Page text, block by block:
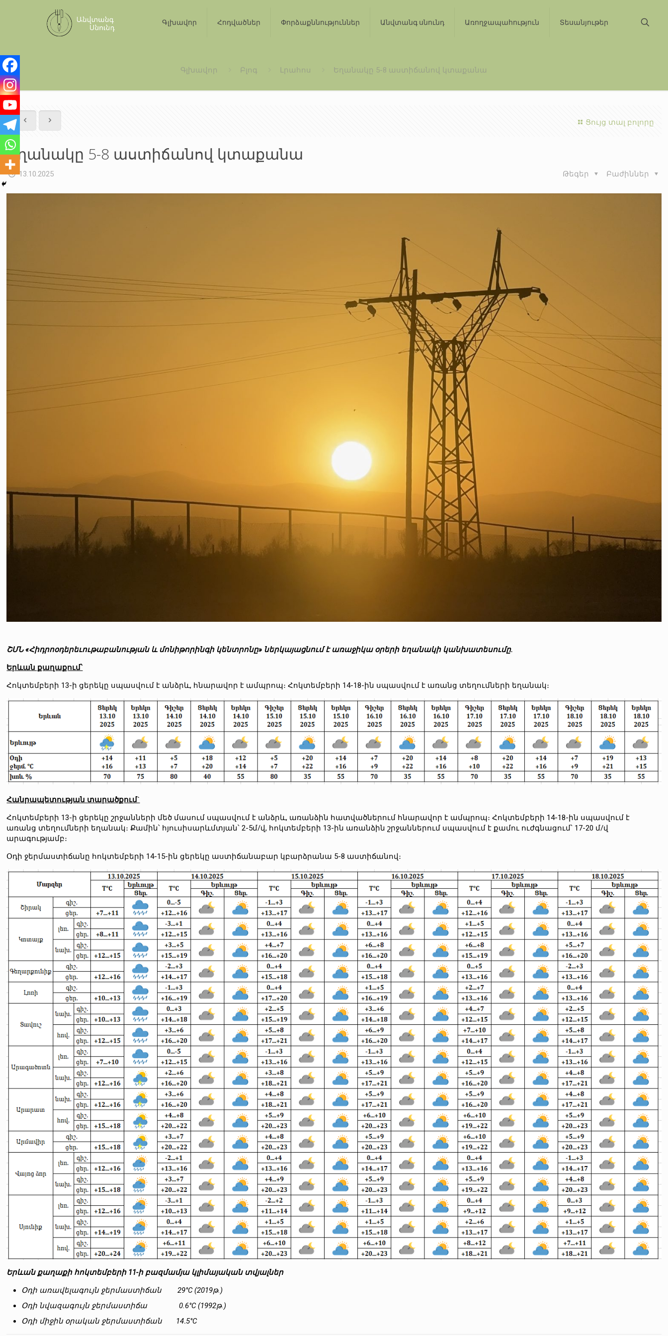
Գլխավոր Հոդվածներ Փորձաքննություններ Անվտանգ սնունդ Առողջապահություն Տեսանյութեր
Գլխավոր Բլոգ Լրահոս Եղանակը 5-8 աստիճանով կտաքանա
Ցույց տալ բոլորը
Եղանակը 5-8 աստիճանով կտաքանա
13.10.2025 Բաժիններ
Թեգեր
ՇՄՆ «Հիդրոօդերեւութաբանության և մոնիթորինգի կենտրոնը» ներկայացնում է առաջիկա օրերի եղանակի կանխատեսումը.
Երևան քաղաքում՝
Հոկտեմբերի 13-ի ցերեկը սպասվում է անձրև, հնարավոր է ամպրոպ։ Հոկտեմբերի 14-18-ին սպասվում է առանց տեղումների եղանակ։
Հանրապետության տարածքում`
Հոկտեմբերի 13-ի ցերեկը շրջանների մեծ մասում սպասվում է անձրև, առանձին հատվածներում հնարավոր է ամպրոպ։ Հոկտեմբերի 14-18-ին սպասվում է
առանց տեղումների եղանակ։ Քամին՝ հյուսիսարևմտյան՝ 2-5մ/վ, հոկտեմբերի 13-ին առանձին շրջաններում սպասվում է քամու ուժգնացում՝ 17-20 մ/վ
արագությամբ։
Օդի ջերմաստիճանը հոկտեմբերի 14-15-ին ցերեկը աստիճանաբար կբարձրանա 5-8 աստիճանով։
Երևան քաղաքի հոկտեմբերի 11-ի բազմամյա կլիմայական տվյալներ
Օդի առավելագույն ջերմաստիճան
29°C (2019թ.)
Օդի նվազագույն ջերմաստիճա
0.6°C (1992թ.)
Օդի միջին օրական ջերմաստիճան
14․5°C